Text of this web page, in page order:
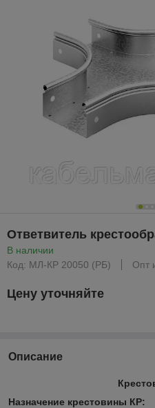
Ответвитель
В наличии
Код: МЛ-КР 20050 (РБ)
Опт
Цену уточняйте
Описание
Назначение крестовины КР: